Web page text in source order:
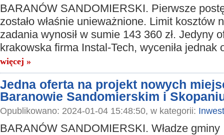
BARANÓW SANDOMIERSKI. Pierwsze
zostało właśnie unieważnione. Limit kosztów
zadania wynosił w sumie 143 360 zł. Jedyny
krakowska firma Instal-Tech, wyceniła jednak
więcej »
Jedna oferta na projekt nowych
Baranowie Sandomierskim i
Opublikowano: 2024-01-04 15:48:50, w kategorii:
BARANÓW SANDOMIERSKI. Władze gminy